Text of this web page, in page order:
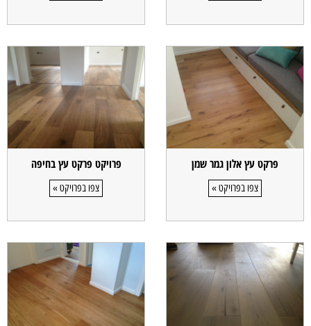
פרקט עץ אלון גמר שמן
צפו בפרויקט »
פרויקט פרקט עץ בחיפה
צפו בפרויקט »